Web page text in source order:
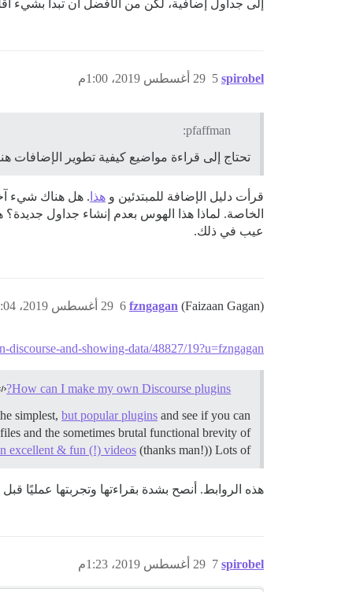
إلى جداول إضافية، لكن من الأفضل أن تبدأ بشيء
spirobel 29 أغسطس 2019، 1:00م 5
pfaffman:
تحتاج إلى قراءة مواضيع كيفية تطوير الإضافات
قرأت دليل الإضافة للمبتدئين و هذا . هل هناك شيء
الخاصة. لماذا هذا الهوس بعدم إنشاء جداول
عيب في ذلك.
fzngagan (Faizaan Gagan) 29 أغسطس 2019، 1:04م 6
discourse-and-showing-data/48827/19?u=fzngagan
How can I make my own Discourse plugins?
simplest, but popular plugins and see if you can
and the sometimes brutal functional brevity of
excellent & fun (!) videos (thanks man!)) Lots of …
هذه الروابط. أنصح بشدة بقراءتها وتجربتها عمليًا
spirobel 29 أغسطس 2019، 1:23م 7